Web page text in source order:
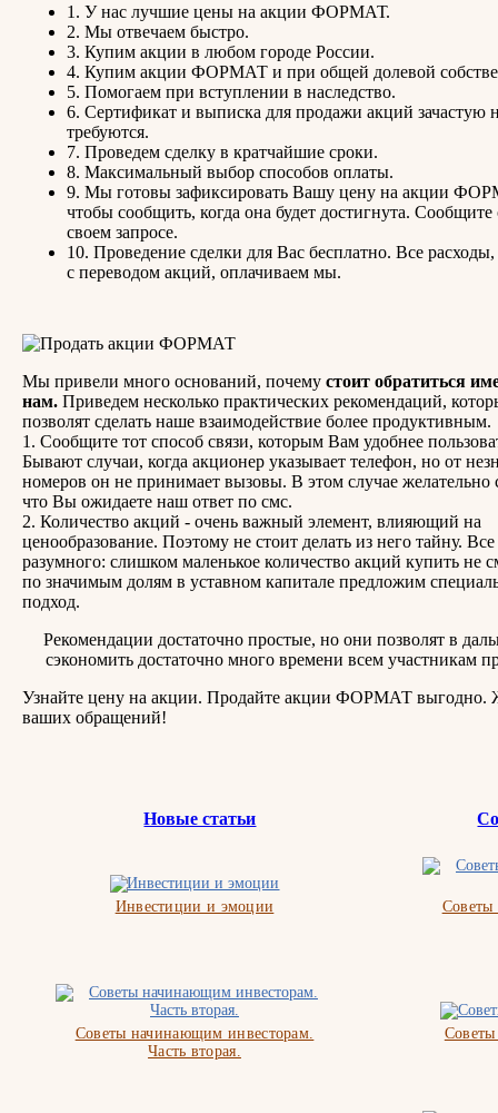
1. У нас лучшие цены на акции ФОРМАТ.
2. Мы отвечаем быстро.
3. Купим акции в любом городе России.
4. Купим акции ФОРМАТ и при общей долевой
5. Помогаем при вступлении в наследство.
6. Сертификат и выписка для продажи акций зачастую
требуются.
7. Проведем сделку в кратчайшие сроки.
8. Максимальный выбор способов оплаты.
9. Мы готовы зафиксировать Вашу цену на акции
чтобы сообщить, когда она будет достигнута. Сообщите
своем запросе.
10. Проведение сделки для Вас бесплатно. Все
с переводом акций, оплачиваем мы.
Мы привели много оснований, почему стоит обратиться
нам. Приведем несколько практических рекомендаций,
позволят сделать наше взаимодействие более продуктивным.
1. Сообщите тот способ связи, которым Вам удобнее
Бывают случаи, когда акционер указывает телефон, но от
номеров он не принимает вызовы. В этом случае желательно
что Вы ожидаете наш ответ по смс.
2. Количество акций - очень важный элемент, влияющий на
ценообразование. Поэтому не стоит делать из него тайну.
разумного: слишком маленькое количество акций купить не
по значимым долям в уставном капитале предложим
подход.
Рекомендации достаточно простые, но они позволят в
сэкономить достаточно много времени всем участникам
Узнайте цену на акции. Продайте акции ФОРМАТ выгодно.
ваших обращений!
Новые статьи
Инвестиции и эмоции Советы
Советы начинающим инвесторам.
Часть вторая.